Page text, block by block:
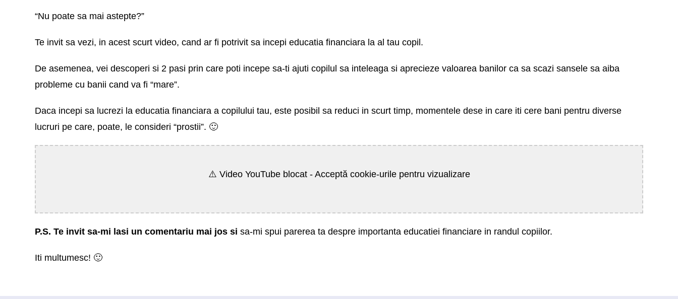
“Nu poate sa mai astepte?”
Te invit sa vezi, in acest scurt video, cand ar fi potrivit sa incepi educatia financiara la al tau copil.
De asemenea, vei descoperi si 2 pasi prin care poti incepe sa-ti ajuti copilul sa inteleaga si aprecieze valoarea banilor ca sa scazi sansele sa aiba
probleme cu banii cand va fi “mare”.
Daca incepi sa lucrezi la educatia financiara a copilului tau, este posibil sa reduci in scurt timp, momentele dese in care iti cere bani pentru diverse
lucruri pe care, poate, le consideri “prostii”. 🙂
⚠️ Video YouTube blocat - Acceptă cookie-urile pentru vizualizare
P.S. Te invit sa-mi lasi un comentariu mai jos si sa-mi spui parerea ta despre importanta educatiei financiare in randul copiilor.
Iti multumesc! 🙂